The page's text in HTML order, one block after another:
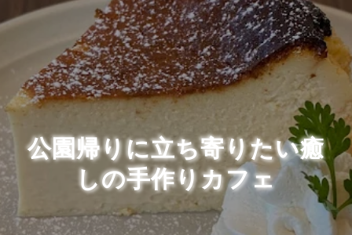
公園帰りに立ち寄りたい癒
しの手作りカフェ